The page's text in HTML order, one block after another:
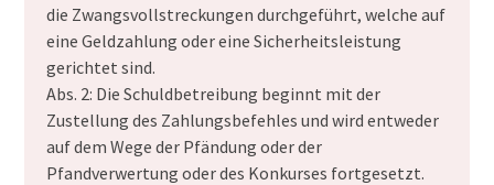
die Zwangsvollstreckungen durchgeführt, welche auf
eine Geldzahlung oder eine Sicherheitsleistung
gerichtet sind.
Abs. 2: Die Schuldbetreibung beginnt mit der
Zustellung des Zahlungsbefehles und wird entweder
auf dem Wege der Pfändung oder der
Pfandverwertung oder des Konkurses fortgesetzt.